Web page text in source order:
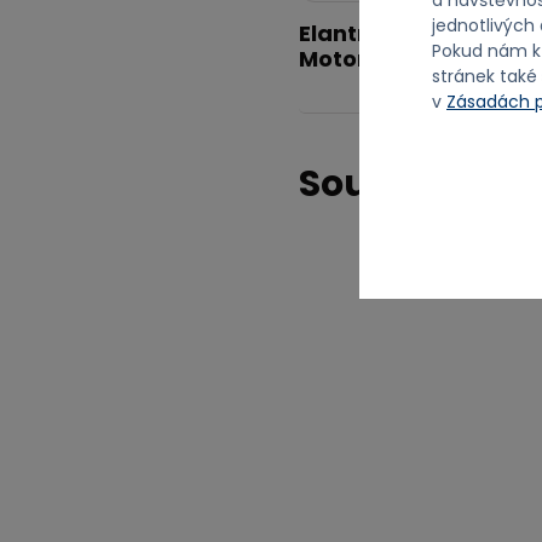
Elantra N TCR týmu
Motorsport pojede v
Související
jednotlivých
Pokud nám
stránek
v Zásadách